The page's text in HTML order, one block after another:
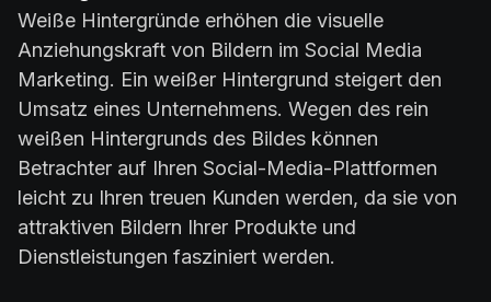
Weiße Hintergründe erhöhen die visuelle
Anziehungskraft von Bildern im Social Media
Marketing. Ein weißer Hintergrund steigert den
Umsatz eines Unternehmens. Wegen des rein
weißen Hintergrunds des Bildes können
Betrachter auf Ihren Social-Media-Plattformen
leicht zu Ihren treuen Kunden werden, da sie von
attraktiven Bildern Ihrer Produkte und
Dienstleistungen fasziniert werden.